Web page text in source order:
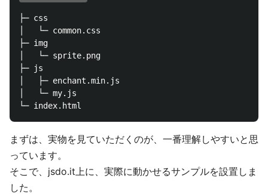
├─ css
│   └─ common.css
├─ img
│   └─ sprite.png
├─ js
│   ├─ enchant.min.js
│   └─ my.js
まずは、実物を見ていただくのが、一番理解しやすいと思
っています。
そこで、jsdo.it上に、実際に動かせるサンプルを設置しま
した。